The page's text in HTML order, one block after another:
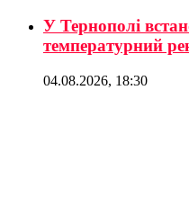
У Тернополі
температурний
04.08.2026, 18:30